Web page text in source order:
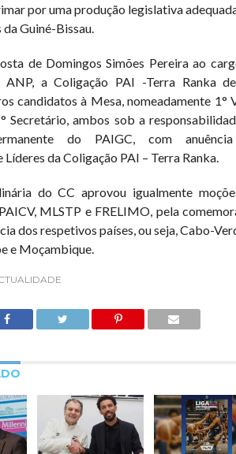
por uma produção legislativa
Guiné-Bissau.
de Domingos Simões Pereira ao
ANP, a Coligação PAI -Terra Ranka
candidatos à Mesa, nomeadamente 1°
Secretário, ambos sob a
do PAIGC, com
da Coligação PAI – Terra Ranka.
do CC aprovou igualmente
MLSTP e FRELIMO, pela
dos respetivos países, ou seja, Cabo-
e Moçambique.